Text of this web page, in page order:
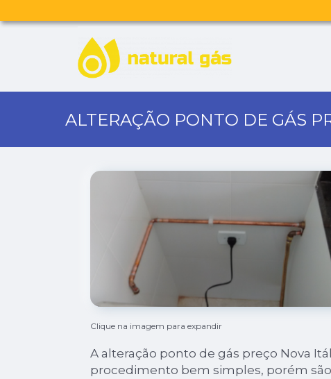
ALTERAÇÃO PONTO DE GÁS
Clique na imagem para expandir
A alteração ponto de gás preço Nova
procedimento bem simples, porém